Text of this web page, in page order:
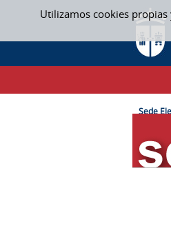
Utilizamos cookies
Saltar al contenido
SEDE
CAMINO
Sede